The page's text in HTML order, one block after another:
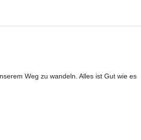
Weg zu wandeln. Alles ist Gut wie es